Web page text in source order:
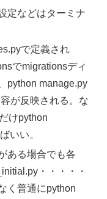
定などはターミナ
で定義され
でmigrationsディ
python manage.py
が反映される。な
けpython
いい。
ある場合でも各
・・・・・
く普通にpython